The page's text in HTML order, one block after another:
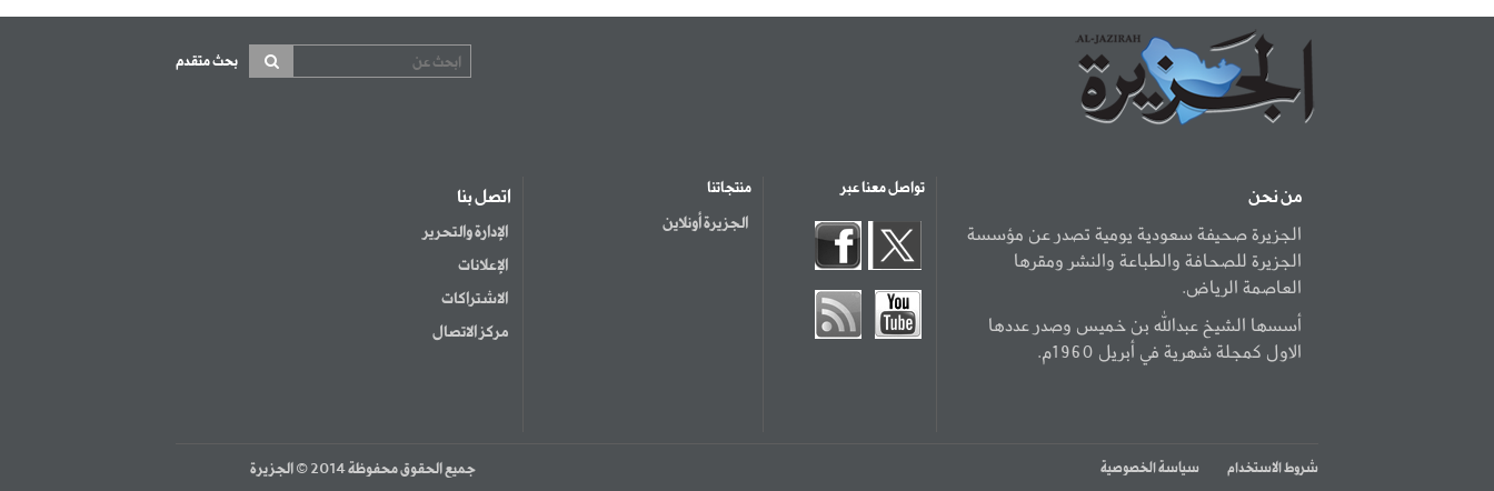
بحث متقدم
من نحن
الجزيرة صحيفة سعودية يومية تصدر عن مؤسسة
الجزيرة للصحافة والطباعة والنشر ومقرها
العاصمة الرياض.
أسسها الشيخ عبدالله بن خميس وصدر عددها
الاول كمجلة شهرية في أبريل 1960م.
تواصل معنا عبر منتجاتنا
الجزيرة أونلاين
اتصل بنا
الإدارة والتحرير
الإعلانات
الاشتراكات
مركز الاتصال
شروط الاستخدام سياسة الخصوصية جميع الحقوق محفوظة 2014 © الجزيرة